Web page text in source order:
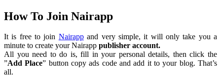
How To Join Nairapp
It is free to join Nairappand very simple, it will only take you a
minute to create your Nairapp publisher account.
All you need to do is, fill in your personal details, then click the
”Add Place” button copy ads code and add it to your blog. That’s
all.